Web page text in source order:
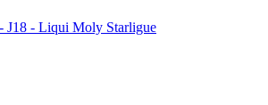
J18 - Liqui Moly Starligue